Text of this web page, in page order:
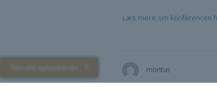
Tilmeld nyhedsbrev
Læs mere om konferencen
montus